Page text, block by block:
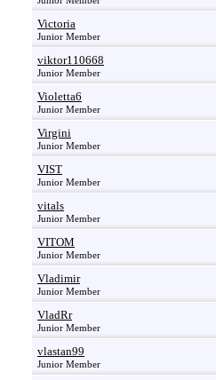
Victoria
Junior Member
viktor110668
Junior Member
Violetta6
Junior Member
Virgini
Junior Member
VIST
Junior Member
vitals
Junior Member
VITOM
Junior Member
Vladimir
Junior Member
VladRr
Junior Member
vlastan99
Junior Member